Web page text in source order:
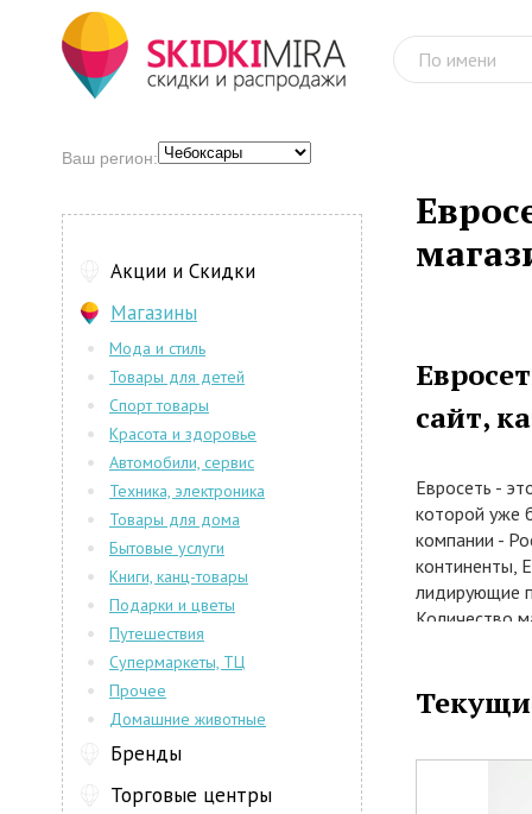
сайт,
Евросеть -
которой уже
компании -
континенты,
лидирующие
Количество
Постоянное
постоянные
магазинов
Ваш регион:
Акции и Скидки
Магазины
Мода и стиль
Товары для детей
Спорт товары
Красота и здоровье
Автомобили, сервис
Техника, электроника
Товары для дома
Бытовые услуги
Книги, канц-товары
Подарки и цветы
Путешествия
Супермаркеты, ТЦ
Прочее
Домашние животные
Бренды
Торговые центры